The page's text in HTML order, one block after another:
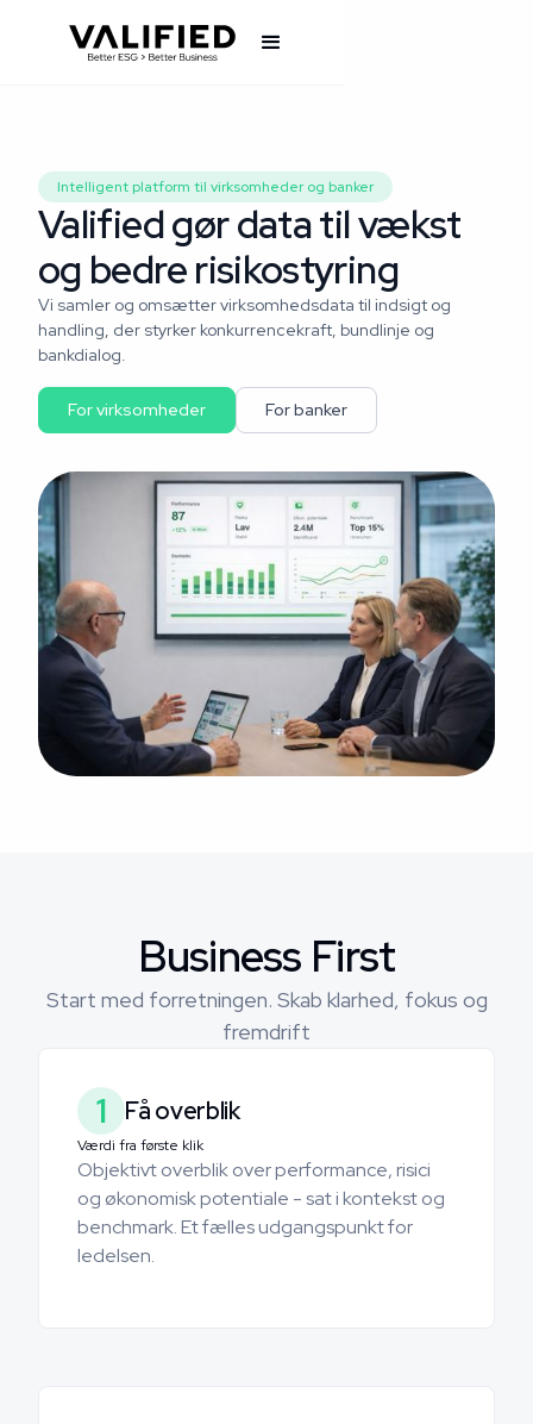
Intelligent platform til virksomheder og banker
Valified gør data til vækst
og bedre risikostyring
Vi samler og omsætter virksomhedsdata til indsigt og
handling, der styrker konkurrencekraft, bundlinje og
bankdialog.
For virksomheder For banker
Business First
Start med forretningen. Skab klarhed, fokus og
fremdrift
1 Få overblik
Værdi fra første klik
Objektivt overblik over performance, risici
og økonomisk potentiale - sat i kontekst og
benchmark. Et fælles udgangspunkt for
ledelsen.